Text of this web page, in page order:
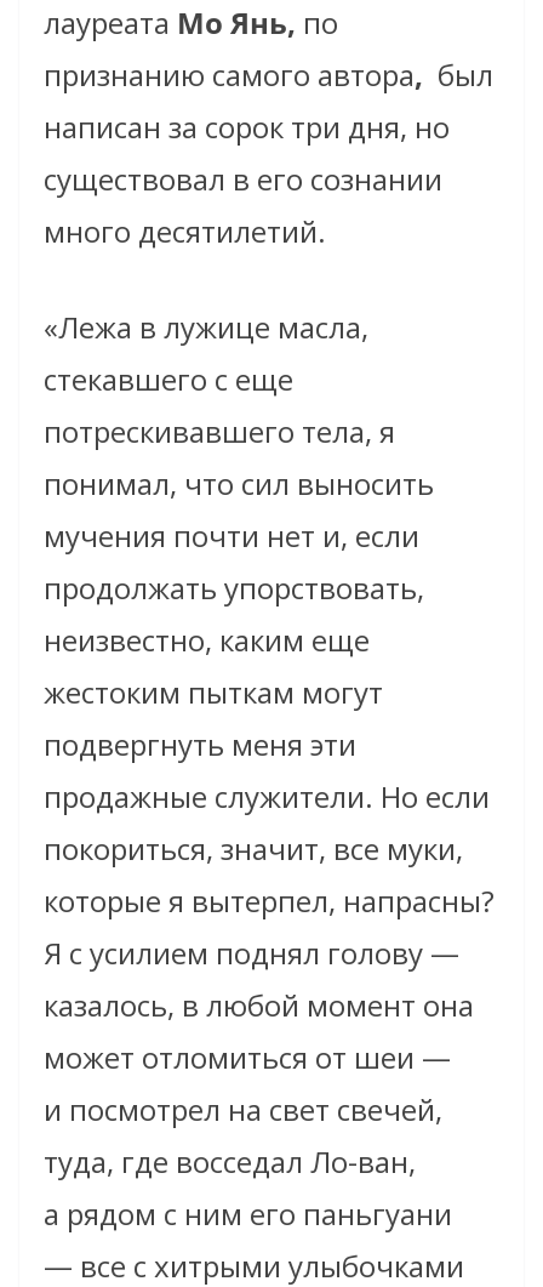
лауреата Мо Янь, по
признанию самого автора, был
написан за сорок три дня, но
существовал в его сознании
много десятилетий.
«Лежа в лужице масла,
стекавшего с еще
потрескивавшего тела, я
понимал, что сил выносить
мучения почти нет и, если
продолжать упорствовать,
неизвестно, каким еще
жестоким пыткам могут
подвергнуть меня эти
продажные служители. Но если
покориться, значит, все муки,
которые я вытерпел, напрасны?
Я с усилием поднял голову —
казалось, в любой момент она
может отломиться от шеи —
и посмотрел на свет свечей,
туда, где восседал Ло-ван,
а рядом с ним его паньгуани
— все с хитрыми улыбочками